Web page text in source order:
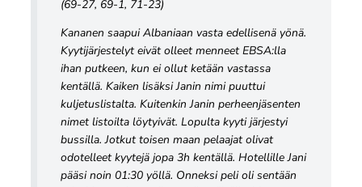
(69-27, 69-1, 71-23)
Kananen saapui Albaniaan vasta edellisenä yönä.
Kyytijärjestelyt eivät olleet menneet EBSA:lla
ihan putkeen, kun ei ollut ketään vastassa
kentällä. Kaiken lisäksi Janin nimi puuttui
kuljetuslistalta. Kuitenkin Janin perheenjäsenten
nimet listoilta löytyivät. Lopulta kyyti järjestyi
bussilla. Jotkut toisen maan pelaajat olivat
odotelleet kyytejä jopa 3h kentällä. Hotellille Jani
pääsi noin 01:30 yöllä. Onneksi peli oli sentään